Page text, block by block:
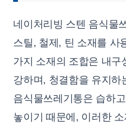
네이처리빙 스텐 음식물
스틸, 철제, 틴 소재를 사
가지 소재의 조합은 내구
강하며, 청결함을 유지하
음식물쓰레기통은 습하
놓이기 때문에, 이러한